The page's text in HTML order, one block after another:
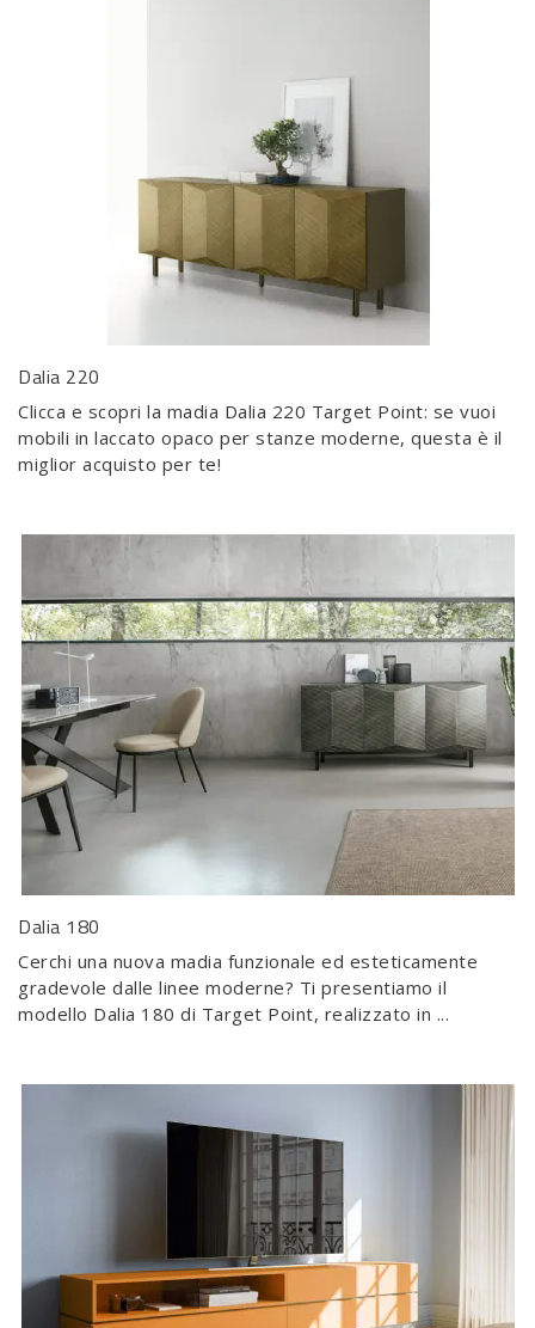
Dalia 220
Clicca e scopri la madia Dalia 220 Target Point: se vuoi
mobili in laccato opaco per stanze moderne, questa è il
miglior acquisto per te!
Dalia 180
Cerchi una nuova madia funzionale ed esteticamente
gradevole dalle linee moderne? Ti presentiamo il
modello Dalia 180 di Target Point, realizzato in ...